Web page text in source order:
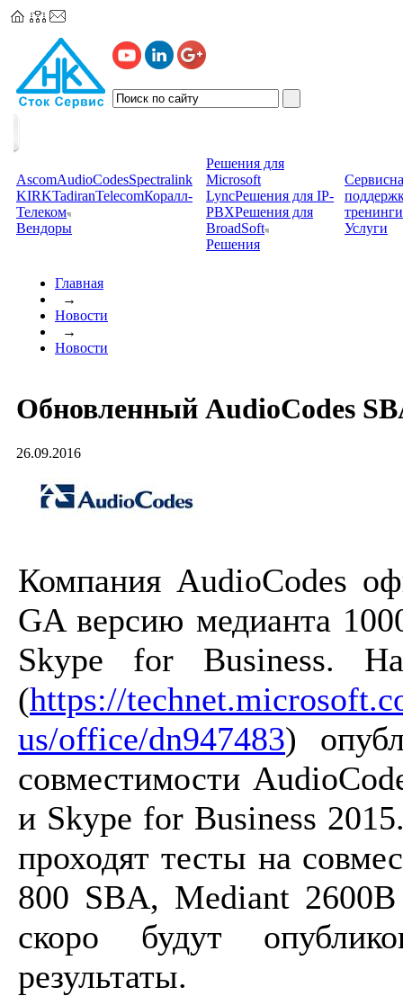
AscomAudioCodesSpectralink
KIRKTadiranTelecomКоралл-
Телеком
Вендоры
Решения для
Microsoft
LyncРешения для IP-
PBXРешения для
BroadSoft
Решения
тренинги
Услуги
Главная
→
Новости
→
Новости
Обновленный AudioCodes
26.09.2016
Компания AudioCodes
GA версию медианта
Skype for Business.
(https://
us/office/dn947483)
совместимости
и Skype for Business
проходят тесты на
800 SBA, Mediant
скоро будут
результаты.